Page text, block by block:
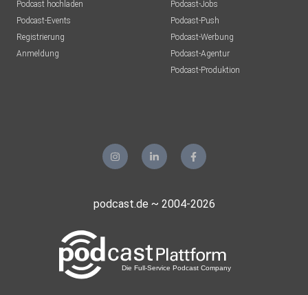
Podcast hochladen
Podcast-Events
Registrierung
Anmeldung
Podcast-Jobs
Podcast-Push
Podcast-Werbung
Podcast-Agentur
Podcast-Produktion
podcast.de ~ 2004-2026